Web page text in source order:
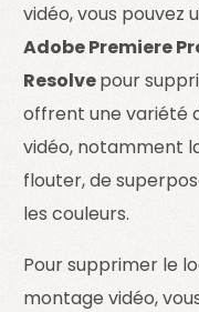
vidéo, vous pouvez
Adobe Premiere
Resolvepour
offrent une variété
vidéo, notamment
flouter, de
les couleurs.
Pour supprimer le
montage vidéo,